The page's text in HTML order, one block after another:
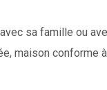
sa famille ou
maison conforme